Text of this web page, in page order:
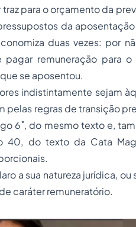
para oorçamentoda
da
duas vezes: por
remuneração para o
se aposentou.
indistintamente sejam
regras de transição
6˚, do mesmo texto e,
40, do texto da Cata
a sua natureza jurídica, ou
caráter remuneratório.